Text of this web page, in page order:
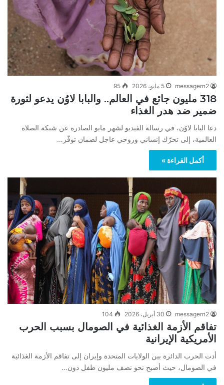
messagern2 5 مايو، 2026 95
318 مليون جائع في العالم.. والبابا لاوُن يدعو لثورة
ضمير ضد هدر الغذاء
دعا البابا لاوُن، في رسالة الفيديو لشهر مايو الصادرة عن شبكة الصلاة
العالمية، إلى تحرّك إنساني وروحي عاجل لضمان توفّر…
أكمل القراءة »
messagern2 30 أبريل، 2026 104
تفاقم الأزمة الغذائية في الصومال بسبب الحرب
الأمريكية الإيرانية
أدت الحرب الدائرة بين الولايات المتحدة وإيران إلى تفاقم الأزمة الغذائية
في الصومال، حيث أصبح نحو نصف مليون طفل دون…